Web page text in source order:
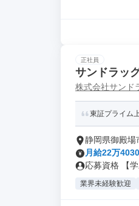
正社員
サンドラッ
株式会社サンド
東証プライム
静岡県御殿場
月給22万
応募資格 【
業界未経験歓迎